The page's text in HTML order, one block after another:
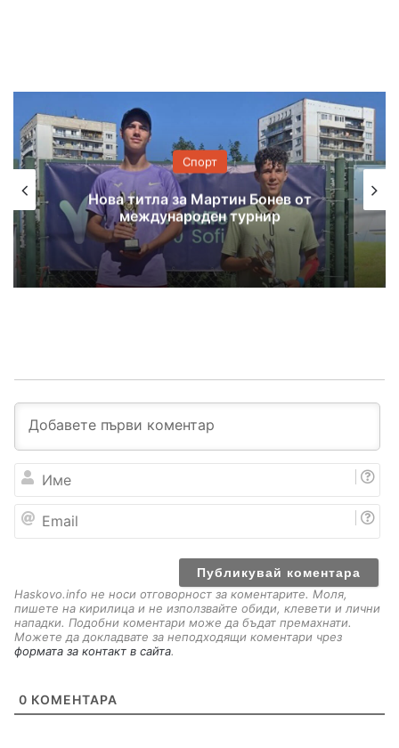
Спорт
Нова титла за Мартин Бонев от
международен турнир
е
a
Haskovo.info не носи отговорност за коментарите. Моля,
пишете на кирилица и не използвайте обиди, клевети и лични
нападки. Подобни коментари може да бъдат премахнати.
Можете да докладвате за неподходящи коментари чрез
формата за контакт в сайта.
0 КОМЕНТАРА